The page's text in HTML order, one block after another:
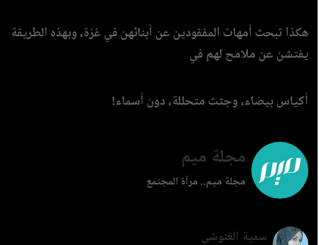
هكذا تبحث أمهات المفقودين عن أبنائهن في غزة، وبهذه الطريقة
يفتشن عن ملامح لهم في
أكياس بيضاء، وجثث متحللة، دون أسماء!
مجلة ميم
مجلة ميم.. مرآة المجتمع
سمية الغنوشي